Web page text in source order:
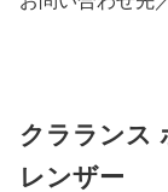
クラランス
レンザー